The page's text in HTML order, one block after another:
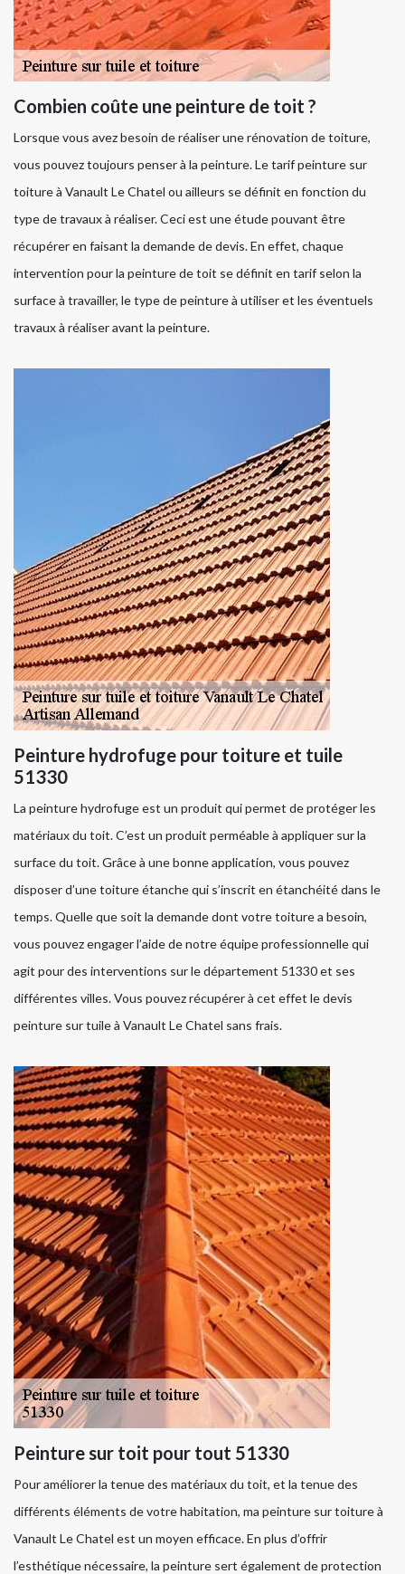
Combien coûte une peinture de toit ?
Lorsque vous avez besoin de réaliser une rénovation de toiture,
vous pouvez toujours penser à la peinture. Le tarif peinture sur
toiture à Vanault Le Chatel ou ailleurs se définit en fonction du
type de travaux à réaliser. Ceci est une étude pouvant être
récupérer en faisant la demande de devis. En effet, chaque
intervention pour la peinture de toit se définit en tarif selon la
surface à travailler, le type de peinture à utiliser et les éventuels
travaux à réaliser avant la peinture.
Peinture hydrofuge pour toiture et tuile
51330
La peinture hydrofuge est un produit qui permet de protéger les
matériaux du toit. C’est un produit perméable à appliquer sur la
surface du toit. Grâce à une bonne application, vous pouvez
disposer d’une toiture étanche qui s’inscrit en étanchéité dans le
temps. Quelle que soit la demande dont votre toiture a besoin,
vous pouvez engager l’aide de notre équipe professionnelle qui
agit pour des interventions sur le département 51330 et ses
différentes villes. Vous pouvez récupérer à cet effet le devis
peinture sur tuile à Vanault Le Chatel sans frais.
Peinture sur toit pour tout 51330
Pour améliorer la tenue des matériaux du toit, et la tenue des
différents éléments de votre habitation, ma peinture sur toiture à
Vanault Le Chatel est un moyen efficace. En plus d’offrir
l’esthétique nécessaire, la peinture sert également de protection